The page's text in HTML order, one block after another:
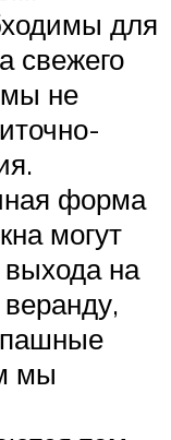
для
свежего
не
форма
могут
выхода на
мы